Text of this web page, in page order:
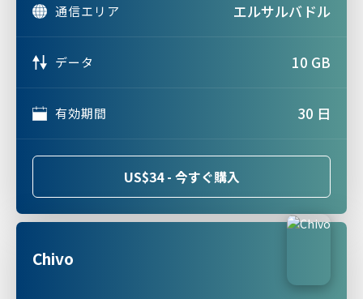
通信エリア エルサルバドル
データ 10 GB
有効期間 30 日
US$34 - 今すぐ購入
Chivo